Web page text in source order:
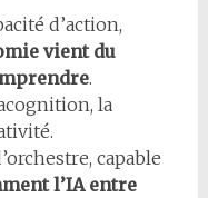
d’action,
vient du
.
la
capable
l’IA entre